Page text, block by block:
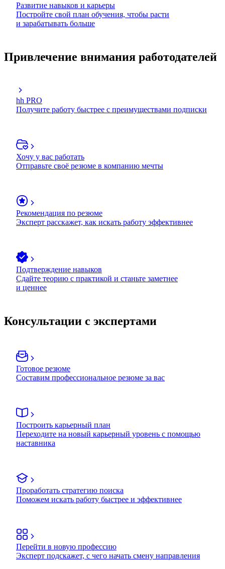
Развитие навыков и карьеры
Постройте свой план обучения, чтобы расти
и зарабатывать больше
Привлечение внимания работодателей
hh PRO
Получите работу быстрее с преимуществами подписки
Хочу у вас работать
Отправьте своё резюме в компанию мечты
Рекомендация по резюме
Эксперт расскажет, как искать работу эффективнее
Подтверждение навыков
Сдайте теорию с практикой и станьте заметнее
и ценнее
Консультации с экспертами
Готовое резюме
Составим профессиональное резюме за вас
Построить карьерный план
Переходите на новый карьерный уровень с помощью
наставника
Проработать стратегию поиска
Поможем искать работу быстрее и эффективнее
Перейти в новую профессию
Эксперт подскажет, с чего начать смену направления